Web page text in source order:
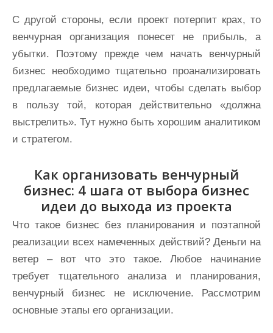
С другой стороны, если проект потерпит крах, то
венчурная организация понесет не прибыль, а
убытки. Поэтому прежде чем начать венчурный
бизнес необходимо тщательно проанализировать
предлагаемые бизнес идеи, чтобы сделать выбор
в пользу той, которая действительно «должна
выстрелить». Тут нужно быть хорошим аналитиком
и стратегом.
Как организовать венчурный
бизнес: 4 шага от выбора бизнес
идеи до выхода из проекта
Что такое бизнес без планирования и поэтапной
реализации всех намеченных действий? Деньги на
ветер – вот что это такое. Любое начинание
требует тщательного анализа и планирования,
венчурный бизнес не исключение. Рассмотрим
основные этапы его организации.